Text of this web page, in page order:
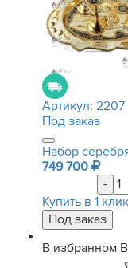
Артикул: 2207
Под заказ
Набор
749 700
-
Купить в 1 клик
В избранном